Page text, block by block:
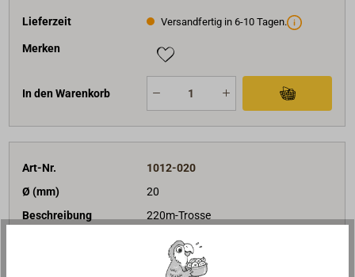
Lieferzeit Versandfertig in 6-10 Tagen.
Merken
In den Warenkorb
Art-Nr.
1012-020
Ø (mm)
20
Beschreibung
220m-Trosse
hanffarbig
3420